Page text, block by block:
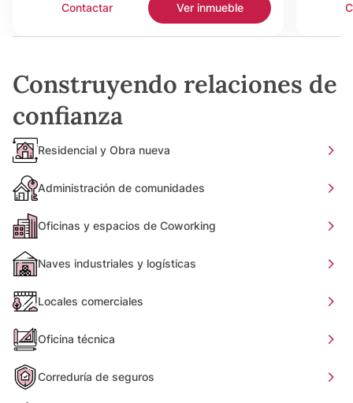
Contactar Ver inmueble
Construyendo relaciones de
confianza
Residencial y Obra nueva
Administración de comunidades
Oficinas y espacios de Coworking
Naves industriales y logísticas
Locales comerciales
Oficina técnica
Correduría de seguros